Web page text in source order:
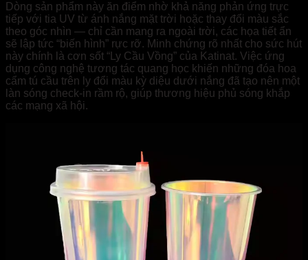
Dòng sản phẩm này ăn điểm nhờ khả năng phản ứng trực
tiếp với tia UV từ ánh nắng mặt trời hoặc thay đổi màu sắc
theo góc nhìn — chỉ cần mang ra ngoài trời, các họa tiết ẩn
sẽ lập tức “biến hình” rực rỡ. Minh chứng rõ nhất cho sức hút
này chính là cơn sốt “Ly Cầu Vồng” của Katinat. Việc ứng
dụng công nghệ tương tác quang học khiến những đóa hoa
cẩm tú cầu trên ly đổi màu kỳ diệu dưới nắng đã tạo nên một
làn sóng check-in rầm rộ, giúp thương hiệu phủ sóng khắp
các mạng xã hội.